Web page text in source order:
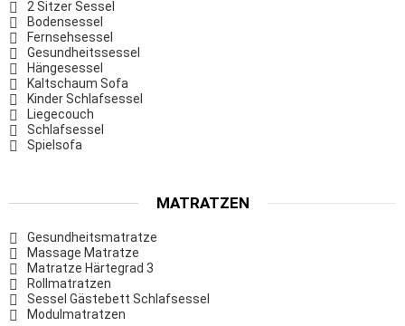
2 Sitzer Sessel
Bodensessel
Fernsehsessel
Gesundheitssessel
Hängesessel
Kaltschaum Sofa
Kinder Schlafsessel
Liegecouch
Schlafsessel
Spielsofa
MATRATZEN
Gesundheitsmatratze
Massage Matratze
Matratze Härtegrad 3
Rollmatratzen
Sessel Gästebett Schlafsessel
Modulmatratzen